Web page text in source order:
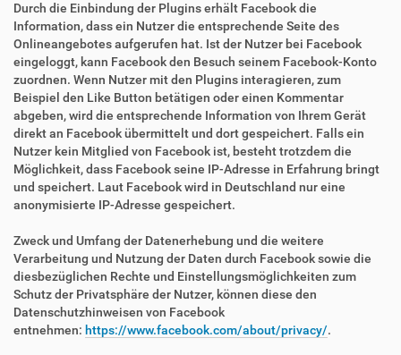
Durch die Einbindung der Plugins erhält Facebook die
Information, dass ein Nutzer die entsprechende Seite des
Onlineangebotes aufgerufen hat. Ist der Nutzer bei Facebook
eingeloggt, kann Facebook den Besuch seinem Facebook-Konto
zuordnen. Wenn Nutzer mit den Plugins interagieren, zum
Beispiel den Like Button betätigen oder einen Kommentar
abgeben, wird die entsprechende Information von Ihrem Gerät
direkt an Facebook übermittelt und dort gespeichert. Falls ein
Nutzer kein Mitglied von Facebook ist, besteht trotzdem die
Möglichkeit, dass Facebook seine IP-Adresse in Erfahrung bringt
und speichert. Laut Facebook wird in Deutschland nur eine
anonymisierte IP-Adresse gespeichert.
Zweck und Umfang der Datenerhebung und die weitere
Verarbeitung und Nutzung der Daten durch Facebook sowie die
diesbezüglichen Rechte und Einstellungsmöglichkeiten zum
Schutz der Privatsphäre der Nutzer, können diese den
Datenschutzhinweisen von Facebook
entnehmen: https://www.facebook.com/about/privacy/.